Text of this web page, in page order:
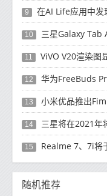
9 在AI Life应用中
10 三星Galaxy Tab
11 ViVO V20渲染图显
12 华为FreeBuds
13 小米优品推出
14 三星将在2021年
15 Realme 7、7i将于9
随机推荐